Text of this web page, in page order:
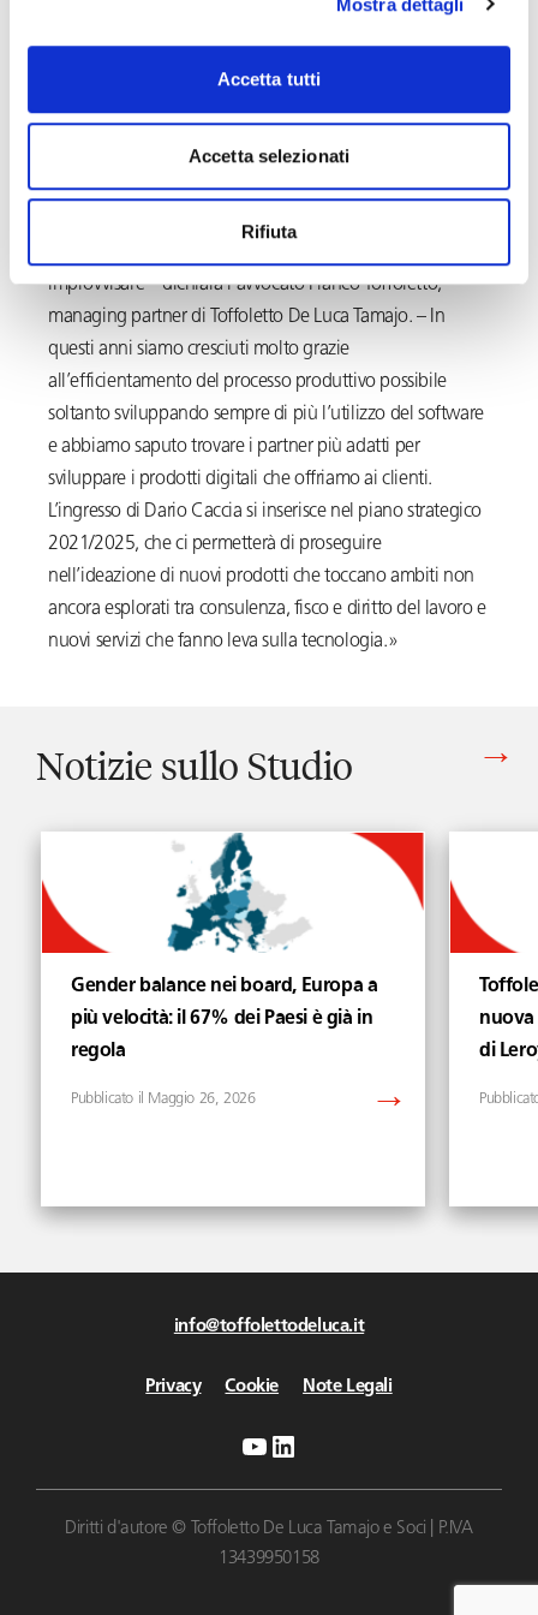
Accetta tutti
Accetta selezionati
Rifiuta
società di consulenza strategica del gruppo Marsh
McLennan, accumulando esperienza internazionale su
progetti in Europa e Medio Oriente.
improvvisare – dichiara l’avvocato Franco Toffoletto,
managing partner di Toffoletto De Luca Tamajo. – In
questi anni siamo cresciuti molto grazie
all’efficientamento del processo produttivo possibile
soltanto sviluppando sempre di più l’utilizzo del software
e abbiamo saputo trovare i partner più adatti per
sviluppare i prodotti digitali che offriamo ai clienti.
L’ingresso di Dario Caccia si inserisce nel piano strategico
2021/2025, che ci permetterà di proseguire
nell’ideazione di nuovi prodotti che toccano ambiti non
ancora esplorati tra consulenza, fisco e diritto del lavoro e
nuovi servizi che fanno leva sulla tecnologia.»
Notizie sullo Studio
Vedi tutti gli articoli di Notizie sullo Studio
Gender balance nei board, Europa a
più velocità: il 67% dei Paesi è già in
regola
Maggio 26, 2026
nuova
di
info@toffolettodeluca.it
Privacy Cookie Note Legali
YouTube
LinkedIn
Diritti d'autore © Toffoletto De Luca Tamajo e Soci | P.IVA
13439950158